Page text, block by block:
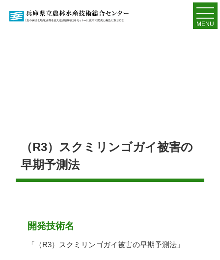
MENU
（R3）スクミリンゴガイ被害の
早期予測法
開発技術名
「（R3）スクミリンゴガイ被害の早期予測法」